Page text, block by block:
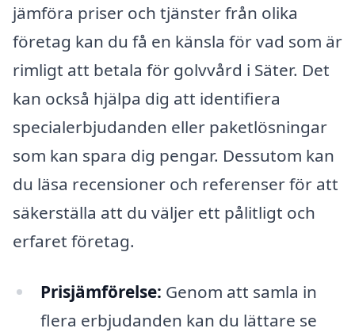
jämföra priser och tjänster från olika
företag kan du få en känsla för vad som är
rimligt att betala för golvvård i Säter. Det
kan också hjälpa dig att identifiera
specialerbjudanden eller paketlösningar
som kan spara dig pengar. Dessutom kan
du läsa recensioner och referenser för att
säkerställa att du väljer ett pålitligt och
erfaret företag.
Prisjämförelse: Genom att samla in
flera erbjudanden kan du lättare se